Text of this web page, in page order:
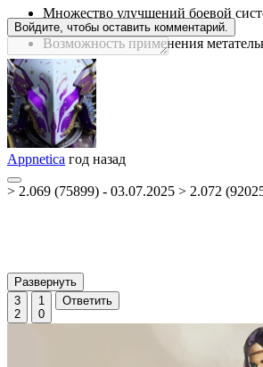
Множество улучшений боевой
Возможность применения
Войдите, чтобы оставить комментарий.
Appnetica год назад
> 2.069 (75899) - 03.07.2025 > 2.072
Развернуть
3
2
1
0
Ответить